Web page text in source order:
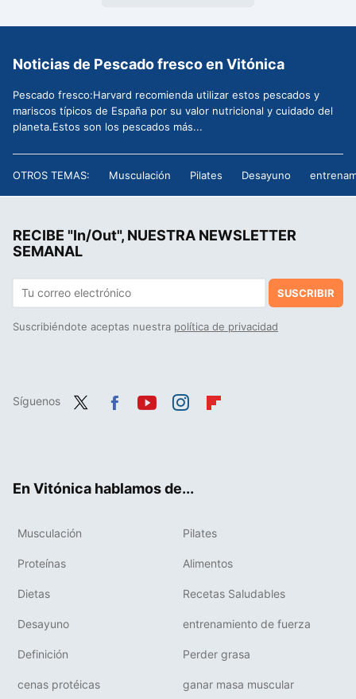
Noticias de Pescado fresco en Vitónica
Pescado fresco:Harvard recomienda utilizar estos pescados y
mariscos típicos de España por su valor nutricional y cuidado del
planeta.Estos son los pescados más...
OTROS TEMAS: Musculación Pilates Desayuno
RECIBE "In/Out", NUESTRA NEWSLETTER
SEMANAL
SUSCRIBIR
Suscribiéndote aceptas nuestra política de privacidad
Síguenos
En Vitónica hablamos de...
Musculación Pilates
Proteínas Alimentos
Dietas Recetas Saludables
Desayuno entrenamiento de fuerza
Definición Perder grasa
cenas protéicas ganar masa muscular